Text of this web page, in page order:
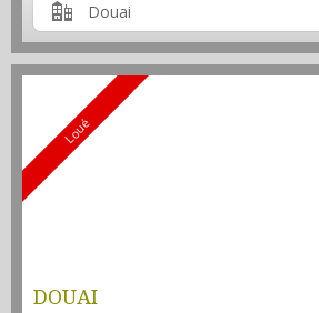
Douai
Loué
DOUAI